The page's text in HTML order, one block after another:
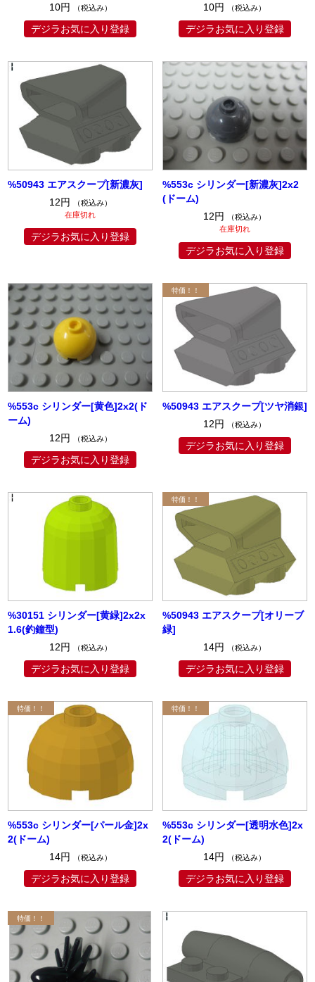
10円
（税込み）
デジラお気に入り登録
10円
（税込み）
デジラお気に入り登録
%50943 エアスクープ[新濃灰]
12円
（税込み）
在庫切れ
デジラお気に入り登録
%553c シリンダー[新濃灰]2x2
(ドーム)
12円
（税込み）
在庫切れ
デジラお気に入り登録
%553c シリンダー[黄色]2x2(ド
ーム)
12円
（税込み）
デジラお気に入り登録
%50943 エアスクープ[ツヤ消銀]
12円
（税込み）
デジラお気に入り登録
%30151 シリンダー[黄緑]2x2x
1.6(釣鐘型)
12円
（税込み）
デジラお気に入り登録
%50943 エアスクープ[オリーブ
緑]
14円
（税込み）
デジラお気に入り登録
%553c シリンダー[パール金]2x
2(ドーム)
14円
（税込み）
デジラお気に入り登録
%553c シリンダー[透明水色]2x
2(ドーム)
14円
（税込み）
デジラお気に入り登録